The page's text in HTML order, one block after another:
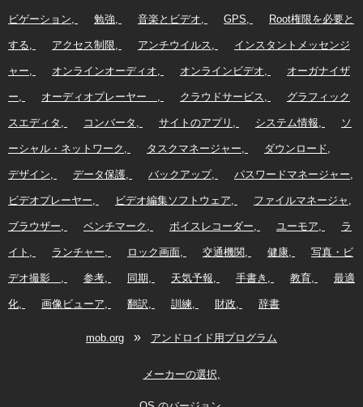
ビゲーション 勉強 音楽とビデオ GPS Root権限を必要と
する アクセス制限 アンチウイルス インスタントメッセンジ
ャー オンラインオーディオ オンラインビデオ オーガナイザ
ー オーディオプレーヤー クラウドサービス グラフィック
スエディタ コンバータ サイトのアプリ システム情報 ソ
ーシャル・ネットワーク タスクマネージャー ダウンロード
デザイン データ保護 バックアップ パスワードマネージャー
ビデオプレーヤー ビデオ編集ソフトウェア ファイルマネージャ
ブラウザー ベンチマーク ボイスレコーダー ユーモア ラ
イト ランチャー ロック画面 交通機関 健康 写真・ビ
デオ撮影 参考 同期 天気予報 手書き 教育 最適
化 画像ビューア 翻訳 訓練 財政 辞書
mob.org » アンドロイド用プログラム
メーカーの選択